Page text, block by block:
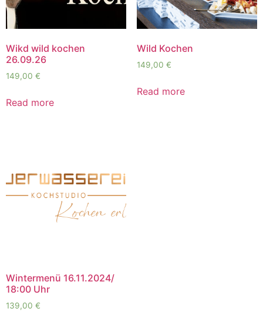
Wikd wild kochen
26.09.26
149,00 €
Read more
Wild Kochen
149,00 €
Read more
Wintermenü 16.11.2024/
18:00 Uhr
139,00 €